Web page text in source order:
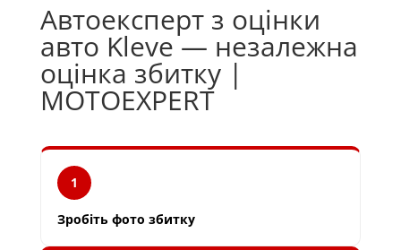
Автоексперт з оцінки
авто Kleve — незалежна
оцінка збитку |
MOTOEXPERT
1
Зробіть фото збитку